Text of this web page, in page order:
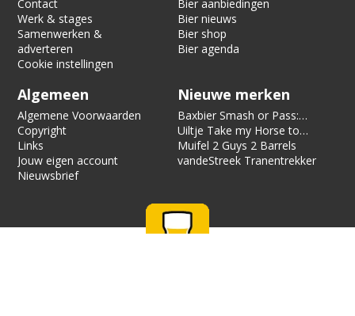
Contact
Werk & stages
Samenwerken &
adverteren
Cookie instellingen
Bier aanbiedingen
Bier nieuws
Bier shop
Bier agenda
Algemeen
Algemene Voorwaarden
Copyright
Links
Jouw eigen account
Nieuwsbrief
Nieuwe merken
Baxbier Smash or Pass:
Strata
Uiltje Take my Horse to
the Hotel Room
Muifel 2 Guys 2 Barrels
vandeStreek Tranentrekker